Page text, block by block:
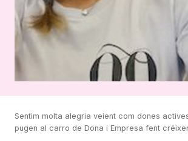
Sentim molta alegria veient com dones
pugen al carro de Dona i Empresa fent